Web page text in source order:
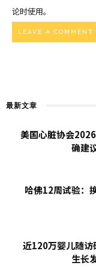
论时使用。
最新文章
美国心脏协会
确建
哈佛12周试验：
近120万婴儿随访
生长